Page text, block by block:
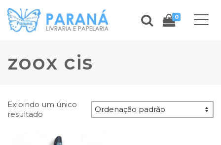
0
zoox cis
Exibindo um único
resultado